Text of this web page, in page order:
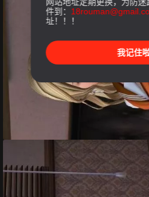
件到：
址！！！
我记住